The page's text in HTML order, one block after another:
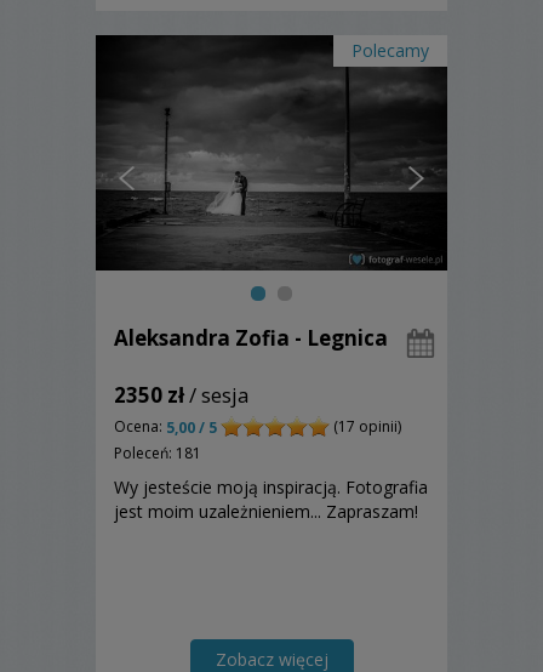
Polecamy
Aleksandra Zofia - Legnica
2350 zł/ sesja
Ocena: 5,00 / 5
(17 opinii)
Poleceń: 181
Wy jesteście moją inspiracją. Fotografia
jest moim uzależnieniem... Zapraszam!
Zobacz więcej